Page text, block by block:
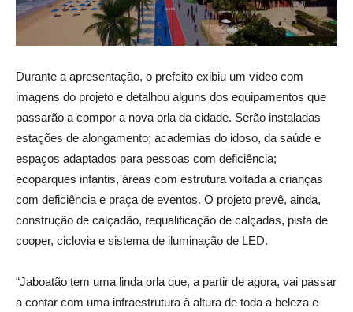
Durante a apresentação, o prefeito exibiu um vídeo com
imagens do projeto e detalhou alguns dos equipamentos que
passarão a compor a nova orla da cidade. Serão instaladas
estações de alongamento; academias do idoso, da saúde e
espaços adaptados para pessoas com deficiência;
ecoparques infantis, áreas com estrutura voltada a crianças
com deficiência e praça de eventos. O projeto prevê, ainda,
construção de calçadão, requalificação de calçadas, pista de
cooper, ciclovia e sistema de iluminação de LED.
“Jaboatão tem uma linda orla que, a partir de agora, vai passar
a contar com uma infraestrutura à altura de toda a beleza e